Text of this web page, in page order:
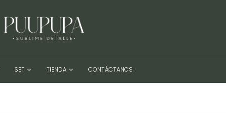
SET TIENDA CONTÁCTANOS